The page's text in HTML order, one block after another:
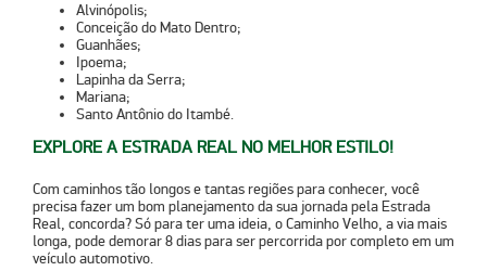
Alvinópolis;
Conceição do Mato Dentro;
Guanhães;
Ipoema;
Lapinha da Serra;
Mariana;
Santo Antônio do Itambé.
EXPLORE A ESTRADA REAL NO MELHOR ESTILO!
Com caminhos tão longos e tantas regiões para conhecer, você
precisa fazer um bom planejamento da sua jornada pela Estrada
Real, concorda? Só para ter uma ideia, o Caminho Velho, a via mais
longa, pode demorar 8 dias para ser percorrida por completo em um
veículo automotivo.